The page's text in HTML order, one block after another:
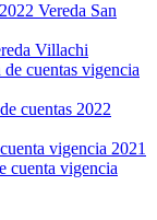
Vereda San
Villachi
cuentas vigencia
cuentas 2022
vigencia 2021
cuenta vigencia